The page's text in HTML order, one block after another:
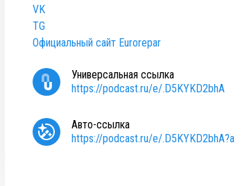
VK
TG
Официальный сайт Eurorepar
Универсальная ссылка
https://podcast.ru/e/.D5KYKD2bhA
Авто-ссылка
https://podcast.ru/e/.D5KYKD2bhA?a